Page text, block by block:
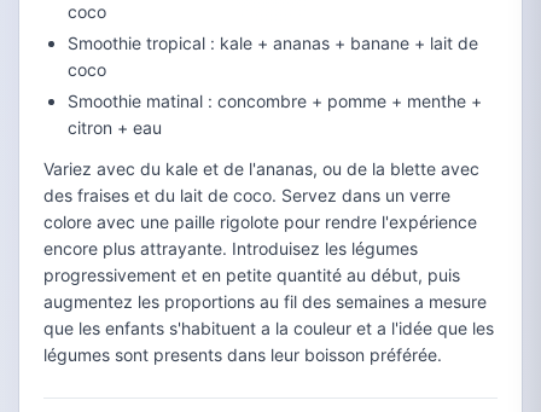
coco
Smoothie tropical : kale + ananas + banane + lait de
coco
Smoothie matinal : concombre + pomme + menthe +
citron + eau
Variez avec du kale et de l'ananas, ou de la blette avec
des fraises et du lait de coco. Servez dans un verre
colore avec une paille rigolote pour rendre l'expérience
encore plus attrayante. Introduisez les légumes
progressivement et en petite quantité au début, puis
augmentez les proportions au fil des semaines a mesure
que les enfants s'habituent a la couleur et a l'idée que les
légumes sont presents dans leur boisson préférée.